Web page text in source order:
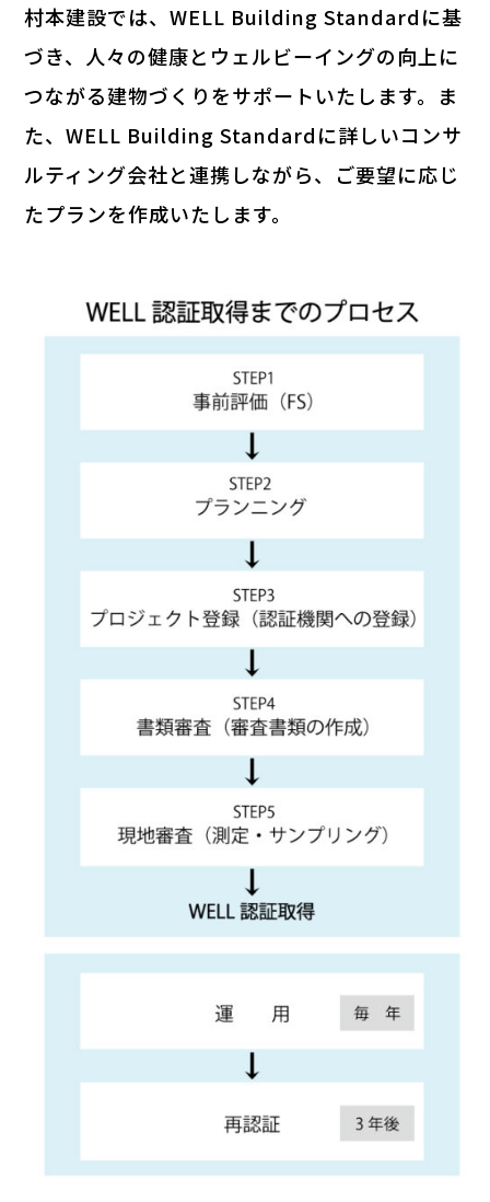
村本建設では、WELL Building Standardに基
づき、人々の健康とウェルビーイングの向上に
つながる建物づくりをサポートいたします。ま
た、WELL Building Standardに詳しいコンサ
ルティング会社と連携しながら、ご要望に応じ
たプランを作成いたします。